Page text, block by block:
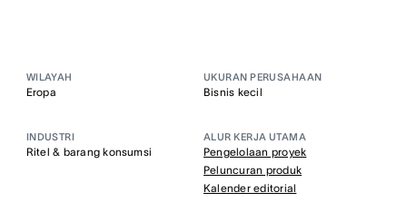
WILAYAH
Eropa
UKURAN PERUSAHAAN
Bisnis kecil
INDUSTRI
Ritel & barang konsumsi
ALUR KERJA UTAMA
Pengelolaan proyek
Peluncuran produk
Kalender editorial